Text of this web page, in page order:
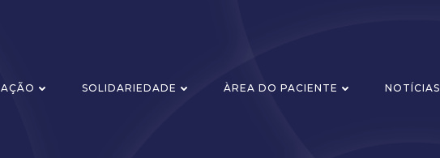
SOLIDARIEDADE ÀREA DO PACIENTE NOTÍCIAS